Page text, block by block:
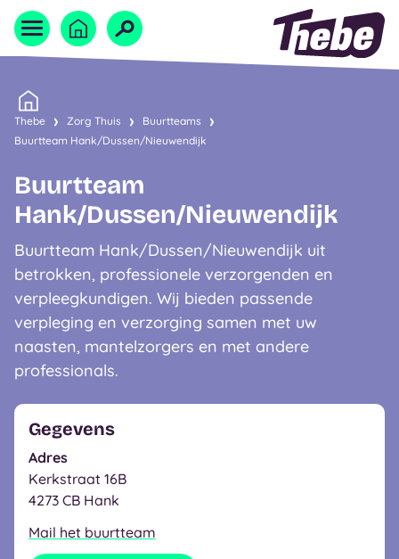
Home
Naar homepage
Thebe Zorg Thuis
Buurtteams
Buurtteam Hank/Dussen/Nieuwendijk
Gegevens
Adres
Kerkstraat 16B
4273 CB Hank
Mail het buurtteam
Buurtteam
Hank/Dussen/Nieuwendijk
Buurtteam Hank/Dussen/Nieuwendijk uit
betrokken, professionele verzorgenden en
verpleegkundigen. Wij bieden passende
verpleging en verzorging samen met uw
naasten, mantelzorgers en met andere
professionals.